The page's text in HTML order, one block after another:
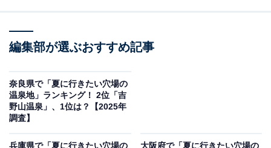
回答者からは「嵐山の自然の中温泉に入れるのは贅沢だ
と思う」（40代男性／兵庫県）、「のどかな風景、竹林
府）、「渡月橋や竹林の小径といった観光スポットが徒
歩圏内にあるため、観光と温泉の両方を楽しめる点」
（20代男性／三重県）といった声が集まりました。
編集部が選ぶおすすめ記事
奈良県で「夏に行きたい穴場の
温泉地」ランキング！ 2位「吉
野山温泉」、1位は？【2025年
調査】
兵庫県で「夏に行きたい穴場の
大阪府で「夏に行きたい穴場の